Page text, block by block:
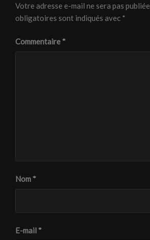
Votre adresse e-mail ne sera pas publiée.
obligatoires sont indiqués avec *
Commentaire *
Nom *
E-mail *